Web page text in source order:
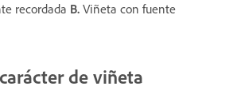
recordada B. Viñeta con fuente
de viñeta